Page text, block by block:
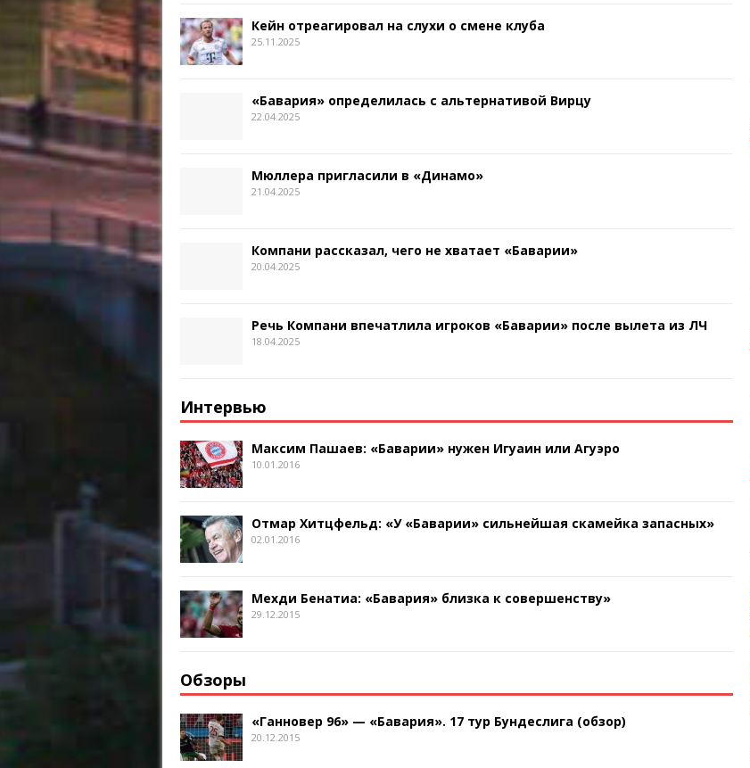
Кейн отреагировал на слухи о смене клуба
25.11.2025
«Бавария» определилась с альтернативой Вирцу
22.04.2025
Мюллера пригласили в «Динамо»
21.04.2025
Компани рассказал, чего не хватает «Баварии»
20.04.2025
Речь Компани впечатлила игроков «Баварии» после вылета из ЛЧ
18.04.2025
Интервью
Максим Пашаев: «Баварии» нужен Игуаин или Агуэро
10.01.2016
Отмар Хитцфельд: «У «Баварии» сильнейшая скамейка запасных»
02.01.2016
Мехди Бенатиа: «Бавария» близка к совершенству»
29.12.2015
Обзоры
«Ганновер 96» — «Бавария». 17 тур Бундеслига (обзор)
20.12.2015